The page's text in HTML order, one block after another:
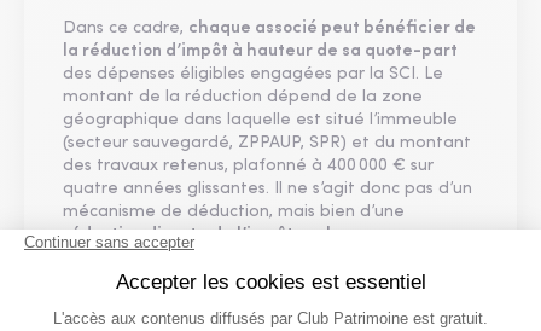
Dans ce cadre, chaque associé peut bénéficier de
la réduction d’impôt à hauteur de sa quote-part
des dépenses éligibles engagées par la SCI. Le
montant de la réduction dépend de la zone
géographique dans laquelle est situé l’immeuble
(secteur sauvegardé, ZPPAUP, SPR) et du montant
des travaux retenus, plafonné à 400 000 € sur
quatre années glissantes. Il ne s’agit donc pas d’un
mécanisme de déduction, mais bien d’une
réduction directe de l’impôt sur le revenu .
Ce dispositif reste particulièrement attractif pour
les investisseurs souhaitant combiner optimisation
fiscale et valorisation patrimoniale, tout en